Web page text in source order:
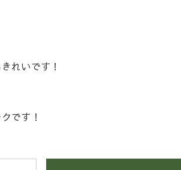
れいです！
です！